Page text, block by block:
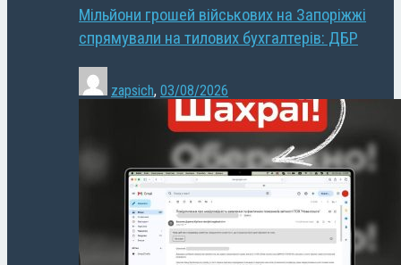
Мільйони грошей військових на Запоріжжі
спрямували на тилових бухгалтерів: ДБР
zapsich, 03/08/2026